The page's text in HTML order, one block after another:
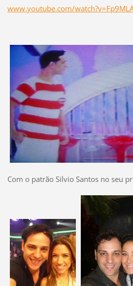
www.youtube.com/
Com o patrão Silvio Santos no seu